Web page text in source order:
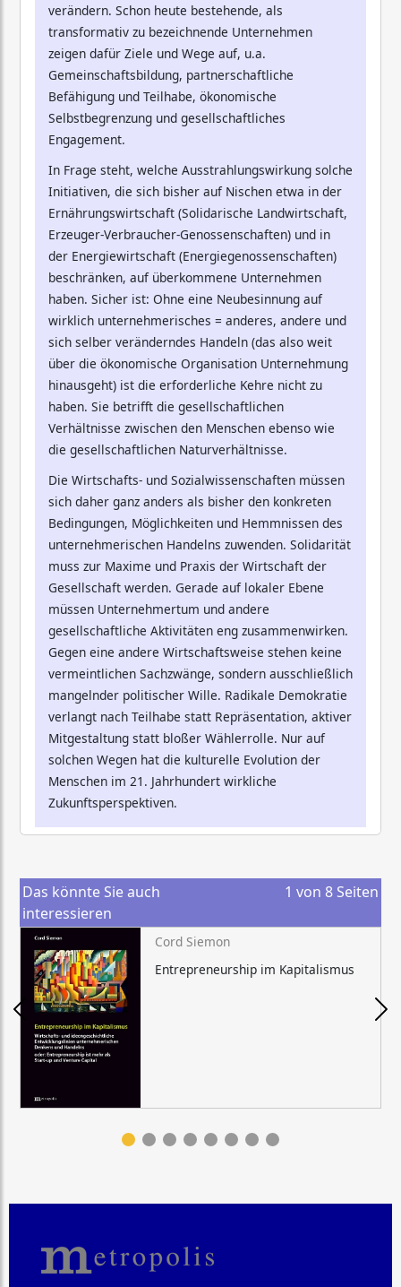
verändern. Schon heute bestehende, als
transformativ zu bezeichnende Unternehmen
zeigen dafür Ziele und Wege auf, u.a.
Gemeinschaftsbildung, partnerschaftliche
Befähigung und Teilhabe, ökonomische
Selbstbegrenzung und gesellschaftliches
Engagement.
In Frage steht, welche Ausstrahlungswirkung solche
Initiativen, die sich bisher auf Nischen etwa in der
Ernährungswirtschaft (Solidarische Landwirtschaft,
Erzeuger-Verbraucher-Genossenschaften) und in
der Energiewirtschaft (Energiegenossenschaften)
beschränken, auf überkommene Unternehmen
haben. Sicher ist: Ohne eine Neubesinnung auf
wirklich unternehmerisches = anderes, andere und
sich selber veränderndes Handeln (das also weit
über die ökonomische Organisation Unternehmung
hinausgeht) ist die erforderliche Kehre nicht zu
haben. Sie betrifft die gesellschaftlichen
Verhältnisse zwischen den Menschen ebenso wie
die gesellschaftlichen Naturverhältnisse.
Die Wirtschafts- und Sozialwissenschaften müssen
sich daher ganz anders als bisher den konkreten
Bedingungen, Möglichkeiten und Hemmnissen des
unternehmerischen Handelns zuwenden. Solidarität
muss zur Maxime und Praxis der Wirtschaft der
Gesellschaft werden. Gerade auf lokaler Ebene
müssen Unternehmertum und andere
gesellschaftliche Aktivitäten eng zusammenwirken.
Gegen eine andere Wirtschaftsweise stehen keine
vermeintlichen Sachzwänge, sondern ausschließlich
mangelnder politischer Wille. Radikale Demokratie
verlangt nach Teilhabe statt Repräsentation, aktiver
Mitgestaltung statt bloßer Wählerrolle. Nur auf
solchen Wegen hat die kulturelle Evolution der
Menschen im 21. Jahrhundert wirkliche
Zukunftsperspektiven.
Das könnte Sie auch
interessieren
1 von 8 Seiten
Cord Siemon
Entrepreneurship im Kapitalismus